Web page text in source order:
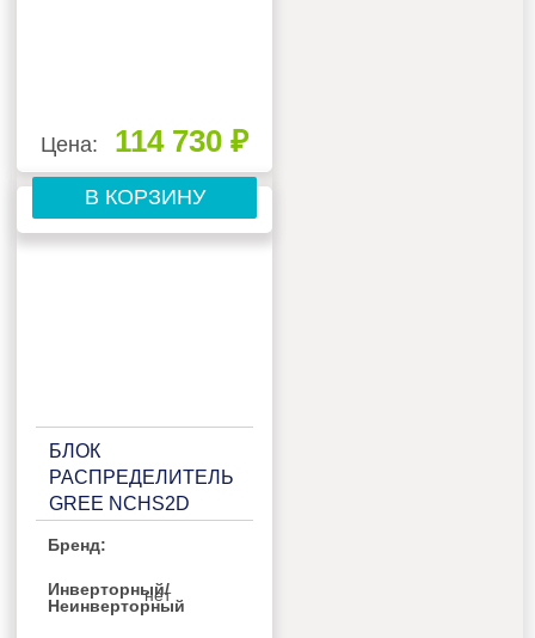
Цена: 114 730 ₽
В КОРЗИНУ
БЛОК
РАСПРЕДЕЛИТЕЛЬ
GREE NCHS2D
Бренд:
Инверторный/
Неинверторный
нет